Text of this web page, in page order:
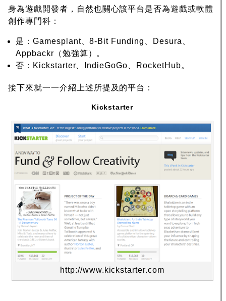
身為遊戲開發者，自然也關心該平台是否為遊戲或軟體
創作專門科：
是：Gamesplant、8-Bit Funding、Desura、
Appbackr（勉強算）。
否：Kickstarter、IndieGoGo、RocketHub。
接下來就一一介紹上述所提及的平台：
Kickstarter
http://www.kickstarter.com